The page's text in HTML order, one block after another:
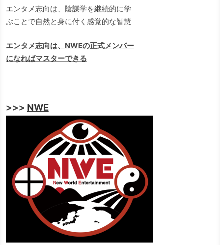
エンタメ志向は、陰謀学を継続的に学
ぶことで自然と身に付く感覚的な智慧
エンタメ志向は、NWEの正式メンバー
になればマスターできる
>>> NWE